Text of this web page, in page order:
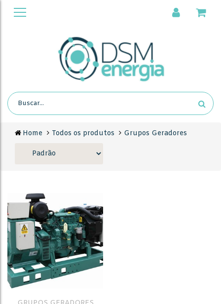
Home Todos os produtos Grupos Geradores